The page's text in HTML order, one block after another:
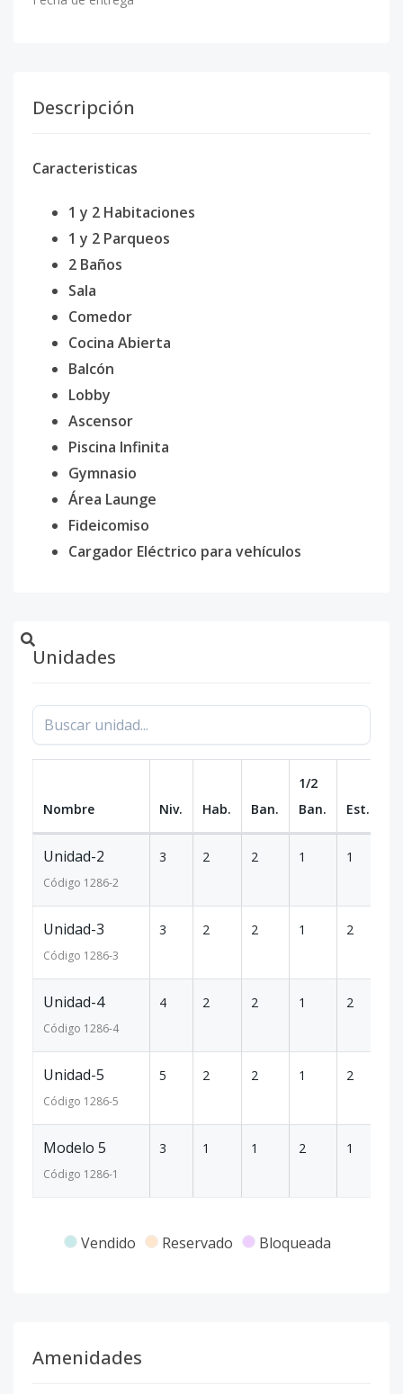
Descripción
Caracteristicas
1 y 2 Habitaciones
1 y 2 Parqueos
2 Baños
Sala
Comedor
Cocina Abierta
Balcón
Lobby
Ascensor
Piscina Infinita
Gymnasio
Área Launge
Fideicomiso
Cargador Eléctrico para vehículos
Unidades
Nombre Niv. Hab. Ban.
1/2
Ban.
Est.
Unidad-2
Código 1286-2
3 2 2 1 1
Unidad-3
Código 1286-3
3 2 2 1 2
Unidad-4
Código 1286-4
4 2 2 1 2
Unidad-5
Código 1286-5
5 2 2 1 2
Modelo 5
Código 1286-1
3 1 1 2 1
Vendido Reservado Bloqueada
Amenidades